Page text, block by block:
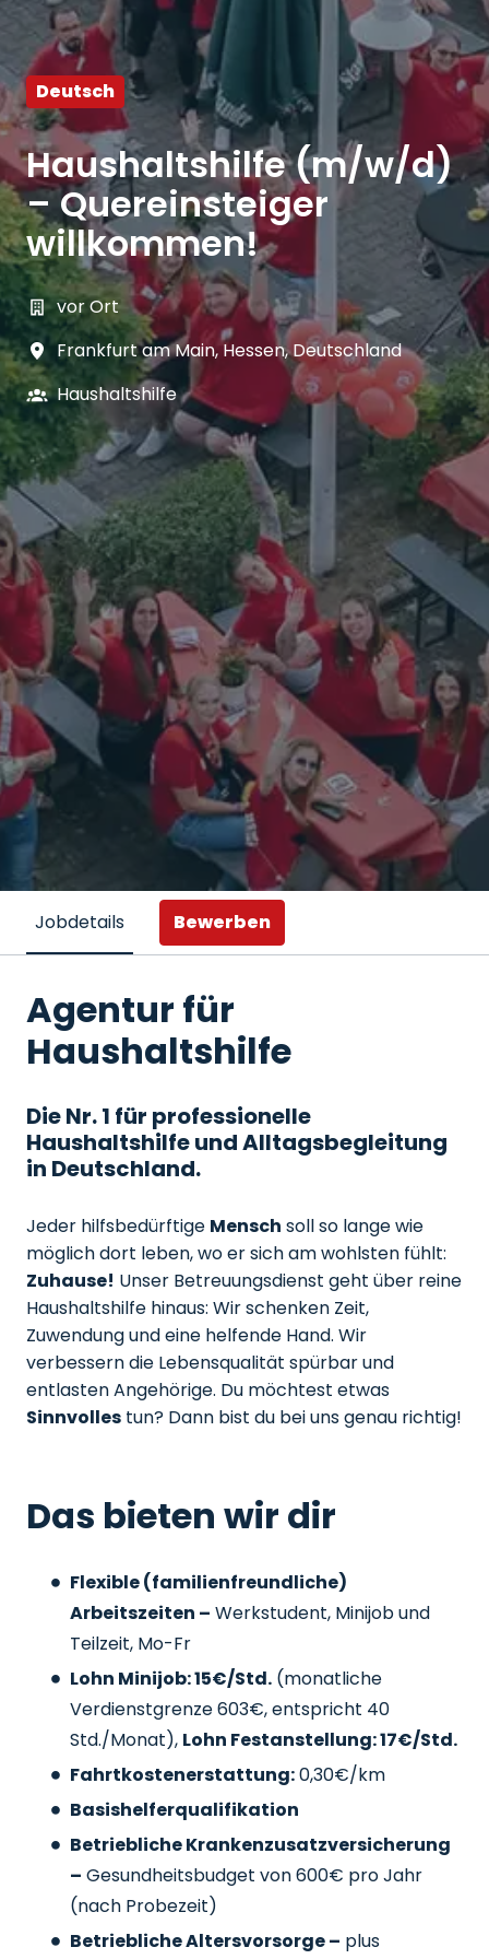
Deutsch
Haushaltshilfe (m/w/d)
– Quereinsteiger
willkommen!
vor Ort
Frankfurt am Main,Hessen,Deutschland
Haushaltshilfe
Jobdetails Bewerben
Agentur für
Haushaltshilfe
Die Nr. 1 für professionelle
Haushaltshilfe und Alltagsbegleitung
in Deutschland.
Jeder hilfsbedürftige Mensch soll so lange wie
möglich dort leben, wo er sich am wohlsten fühlt:
Zuhause! Unser Betreuungsdienst geht über reine
Haushaltshilfe hinaus: Wir schenken Zeit,
Zuwendung und eine helfende Hand. Wir
verbessern die Lebensqualität spürbar und
entlasten Angehörige. Du möchtest etwas
Sinnvolles tun? Dann bist du bei uns genau richtig!
Das bieten wir dir
Flexible (familienfreundliche)
Arbeitszeiten – Werkstudent, Minijob und
Teilzeit, Mo-Fr
Lohn Minijob: 15€/Std. (monatliche
Verdienstgrenze 603€, entspricht 40
Std./Monat), Lohn Festanstellung: 17€/Std.
Fahrtkostenerstattung:0,30€/km
Basishelferqualifikation
Betriebliche Krankenzusatzversicherung
– Gesundheitsbudget von 600€ pro Jahr
(nach Probezeit)
Betriebliche Altersvorsorge – plus